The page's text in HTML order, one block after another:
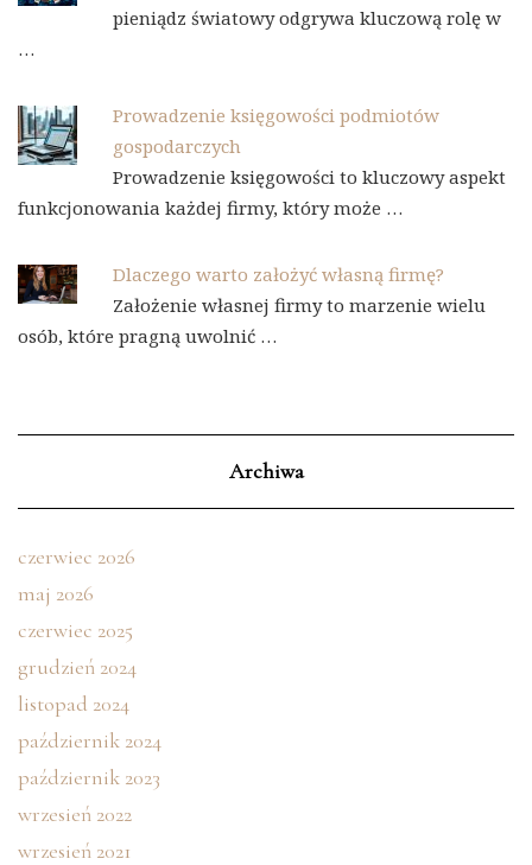
pieniądz światowy odgrywa kluczową rolę w
…
Prowadzenie księgowości podmiotów
gospodarczych
Prowadzenie księgowości to kluczowy aspekt
funkcjonowania każdej firmy, który może …
Dlaczego warto założyć własną firmę?
Założenie własnej firmy to marzenie wielu
osób, które pragną uwolnić …
Archiwa
czerwiec 2026
maj 2026
czerwiec 2025
grudzień 2024
listopad 2024
październik 2024
październik 2023
wrzesień 2022
wrzesień 2021